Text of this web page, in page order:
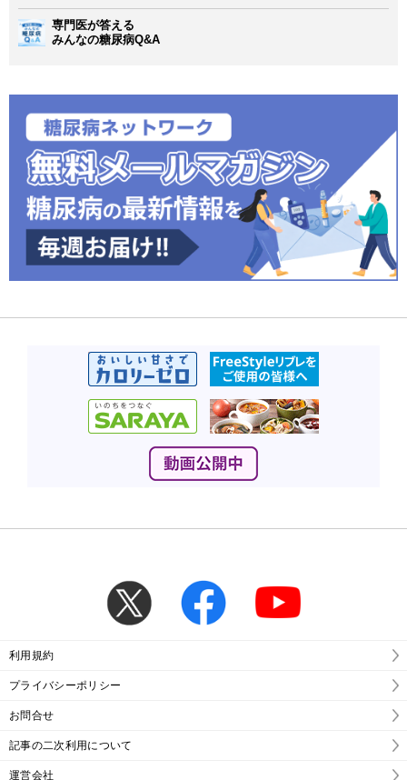
専門医が答える
みんなの糖尿病Q&A
利用規約
プライバシーポリシー
お問合せ
記事の二次利用について
運営会社